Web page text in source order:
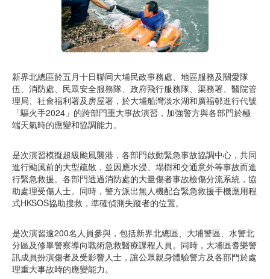
新界北總區於五月十日聯同大埔民政事務處、地區服務及關愛隊
伍、消防處、民眾安全服務隊、政府飛行服務隊、渠務署、醫院管
理局、社會福利署及房屋署，於大埔船灣淡水湖和廣福邨進行代號
「驅火手2024」的跨部門重大事故演習，加強警方與各部門於極
端天氣時的應變和協調能力。
是次演習模擬超級颱風襲港，各部門啟動緊急事故協調中心，共同
進行颱風前的大型疏散，並因應水浸、塌樹和交通意外等事故而進
行緊急救援。各部門透過消防處的大量傷者事故檢傷分流系統，協
助處理受傷人士。同時，警方派出無人機配合緊急救援手機應用程
式HKSOS協助搜救，準確偵測失蹤者的位置。
是次演習逾200名人員參與，包括新界北總區、大埔警區、水警北
分區及修畢警察導向戰術急救醫療課程人員。同時，大埔區耆樂警
訊成員扮演傷者及受影響人士，讓公眾親身體驗警方及各部門於處
理重大事故時的應變能力。